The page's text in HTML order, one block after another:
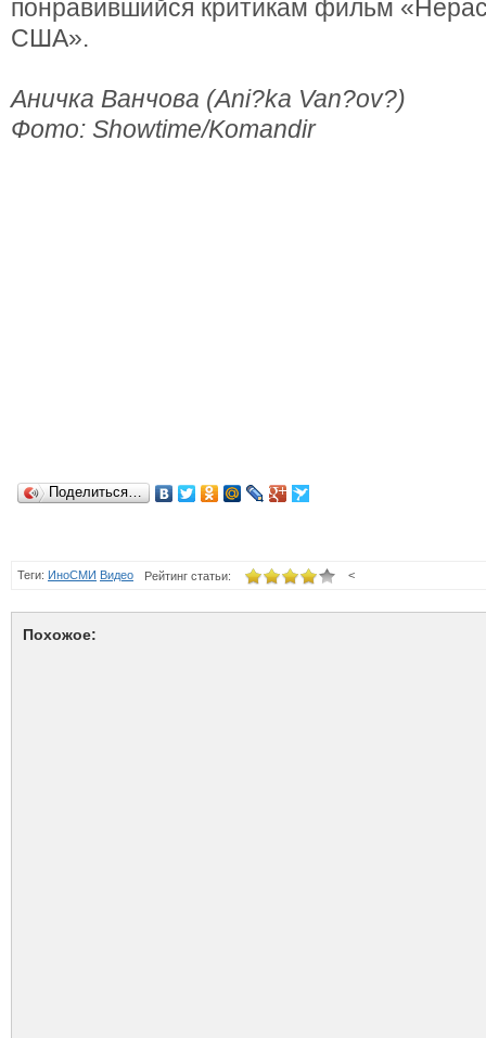
понравившийся критикам фильм
США».
Аничка Ванчова (Ani?ka Van?ov?)
Фото: Showtime/Komandir
Поделиться…
Теги: ИноСМИ Видео <
Рейтинг статьи:
Похожое: